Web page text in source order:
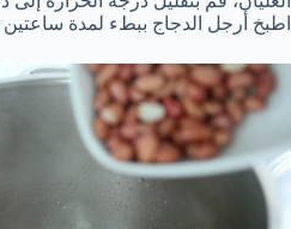
اطبخ أرجل الدجاج ببطء لمدة ساعتين